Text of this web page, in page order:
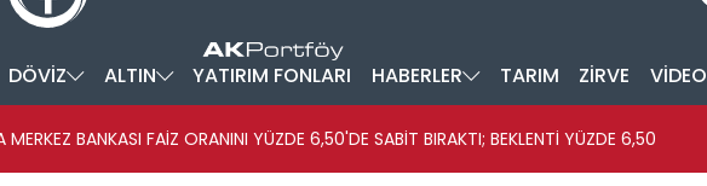
DÖVİZ ALTIN YATIRIM FONLARI HABERLER TARIM ZİRVE VİDEO
MERKEZ BANKASI FAİZ ORANINI YÜZDE 6,50'DE SABİT BIRAKTI; BEKLENTİ YÜZDE 6,50